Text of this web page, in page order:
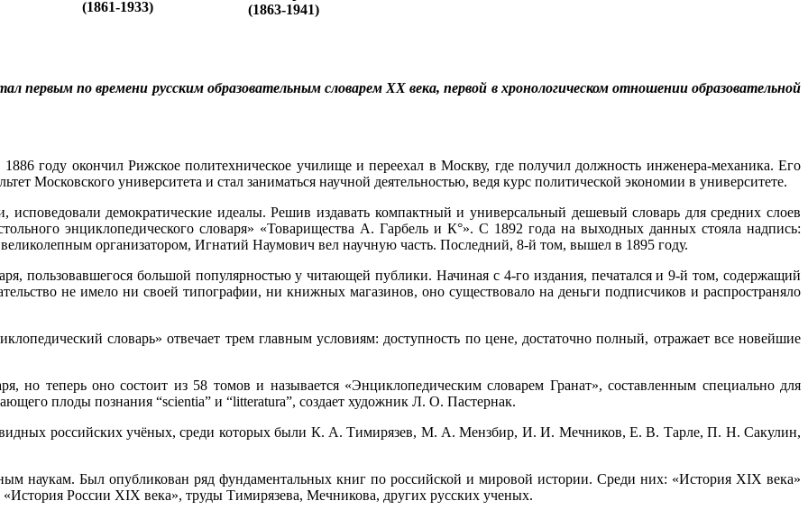
(1861-1933)
(1863-1941)
первым по времени русским образовательным словарем XX века, первой в хронологическом отношении образовательной
году окончил Рижское политехническое училище и переехал в Москву, где получил должность инженера-механика. Его
Московского университета и стал заниматься научной деятельностью, ведя курс политической экономии в университете.
демократические идеалы. Решив издавать компактный и универсальный дешевый словарь для средних слоев
энциклопедического словаря» «Товарищества А. Гарбель и К°». С 1892 года на выходных данных стояла надпись:
организатором, Игнатий Наумович вел научную часть. Последний, 8-й том, вышел в 1895 году.
пользовавшегося большой популярностью у читающей публики. Начиная с 4-го издания, печатался и 9-й том, содержащий
не имело ни своей типографии, ни книжных магазинов, оно существовало на деньги подписчиков и распространяло
словарь» отвечает трем главным условиям: доступность по цене, достаточно полный, отражает все новейшие
но теперь оно состоит из 58 томов и называется «Энциклопедическим словарем Гранат», составленным специально для
плоды познания “scientia” и “litteratura”, создает художник Л. О. Пастернак.
видных российских учёных, среди которых были К. А. Тимирязев, М. А. Мензбир, И. И. Мечников, Е. В. Тарле, П. Н. Сакулин,
наукам. Был опубликован ряд фундаментальных книг по российской и мировой истории. Среди них: «История XIX века»
«История России XIX века», труды Тимирязева, Мечникова, других русских ученых.